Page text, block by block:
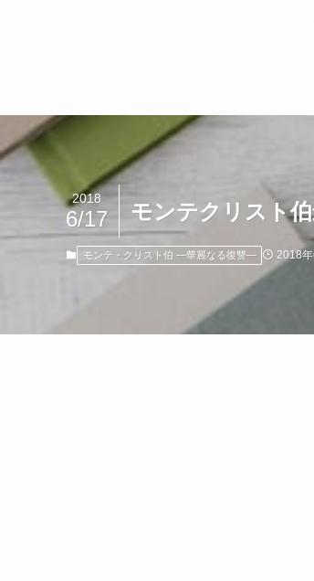
モンテクリスト
2018
6/17
モンテ・クリスト伯 ―華麗なる復讐― 2018